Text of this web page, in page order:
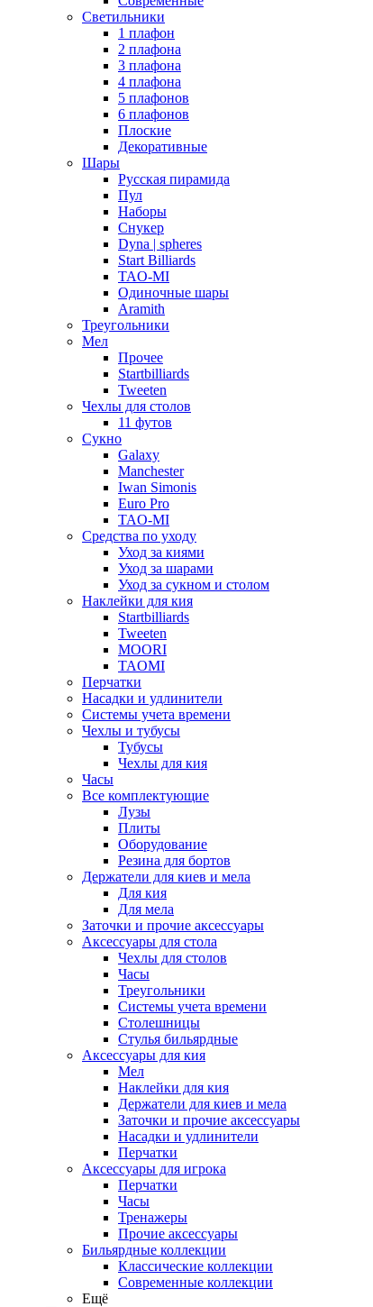
Светильники
1 плафон
2 плафона
3 плафона
4 плафона
5 плафонов
6 плафонов
Плоские
Декоративные
Шары
Русская пирамида
Пул
Наборы
Снукер
Dyna | spheres
Start Billiards
TAO-MI
Одиночные шары
Aramith
Треугольники
Мел
Прочее
Startbilliards
Tweeten
Чехлы для столов
11 футов
Сукно
Galaxy
Manchester
Iwan Simonis
Euro Pro
TAO-MI
Средства по уходу
Уход за киями
Уход за шарами
Уход за сукном и столом
Наклейки для кия
Startbilliards
Tweeten
MOORI
TAOMI
Перчатки
Насадки и удлинители
Системы учета времени
Чехлы и тубусы
Тубусы
Чехлы для кия
Часы
Все комплектующие
Лузы
Плиты
Оборудование
Резина для бортов
Держатели для киев и мела
Для кия
Для мела
Заточки и прочие аксессуары
Аксессуары для стола
Чехлы для столов
Часы
Треугольники
Системы учета времени
Столешницы
Стулья бильярдные
Аксессуары для кия
Мел
Наклейки для кия
Держатели для киев и мела
Заточки и прочие аксессуары
Насадки и удлинители
Перчатки
Аксессуары для игрока
Перчатки
Часы
Тренажеры
Прочие аксессуары
Бильярдные коллекции
Классические коллекции
Современные коллекции
Ещё